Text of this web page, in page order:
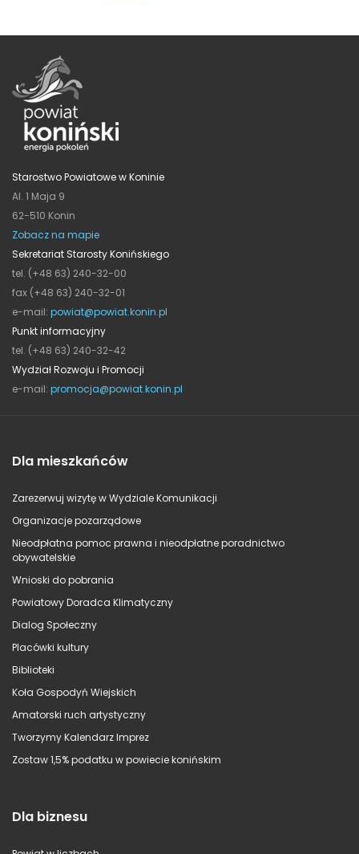
Starostwo Powiatowe w Koninie
Al. 1 Maja 9
62-510 Konin
Zobacz na mapie
Sekretariat Starosty Konińskiego
tel. (+48 63) 240-32-00
fax (+48 63) 240-32-01
e-mail: powiat@powiat.konin.pl
Punkt informacyjny
tel. (+48 63) 240-32-42
Wydział Rozwoju i Promocji
e-mail: promocja@powiat.konin.pl
Dla mieszkańców
Zarezerwuj wizytę w Wydziale Komunikacji
Organizacje pozarządowe
Nieodpłatna pomoc prawna i nieodpłatne poradnictwo
obywatelskie
Wnioski do pobrania
Powiatowy Doradca Klimatyczny
Dialog Społeczny
Placówki kultury
Biblioteki
Koła Gospodyń Wiejskich
Amatorski ruch artystyczny
Tworzymy Kalendarz Imprez
Zostaw 1,5% podatku w powiecie konińskim
Dla biznesu